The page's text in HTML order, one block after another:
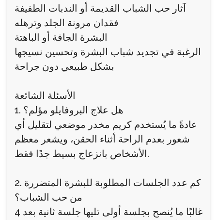
آثار حب الشباب القديمة أو الندبات الطفيفة
فقدان مرونة الجلد وترهله
البشرة الجافة أو الباهتة
الرغبة في تجديد شباب البشرة وتحسين نسيجها
بشكل طبيعي دون جراحة
الأسئلة الشائعة
1. هل علاج البروفايلو مؤلم؟
عادةً ما يُستخدم كريم مخدر موضعي لتقليل أي
شعور بعدم الراحة أثناء الحقن، ويشعر معظم
الأشخاص بانزعاج بسيط جدًا فقط.
2. كم عدد الجلسات المطلوبة للبشرة المتضررة
من حب الشباب؟
غالبًا ما يُنصح بجلسة أولى تليها جلسة ثانية بعد 4